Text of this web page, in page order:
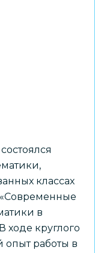
классах
в
ходе круглого
опыт работы в